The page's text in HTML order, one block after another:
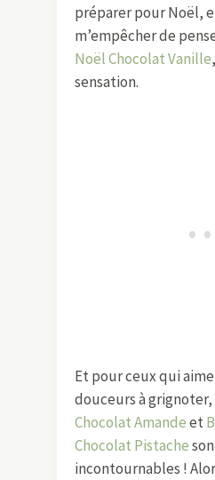
préparer pour Noël,
m’empêcher de
Noël Chocolat Vanille
sensation.
Et pour ceux qui
douceurs à grignoter,
Chocolat Amandeet
Chocolat Pistache
incontournables !